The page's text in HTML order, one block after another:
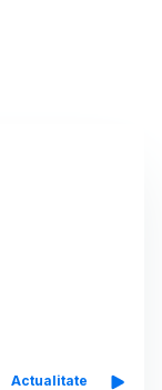
Actualitate